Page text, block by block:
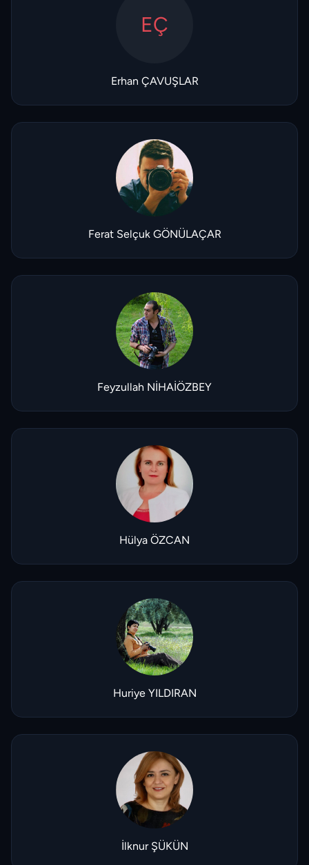
EÇ
Erhan ÇAVUŞLAR
Ferat Selçuk GÖNÜLAÇAR
Feyzullah NİHAİÖZBEY
Hülya ÖZCAN
Huriye YILDIRAN
İlknur ŞÜKÜN